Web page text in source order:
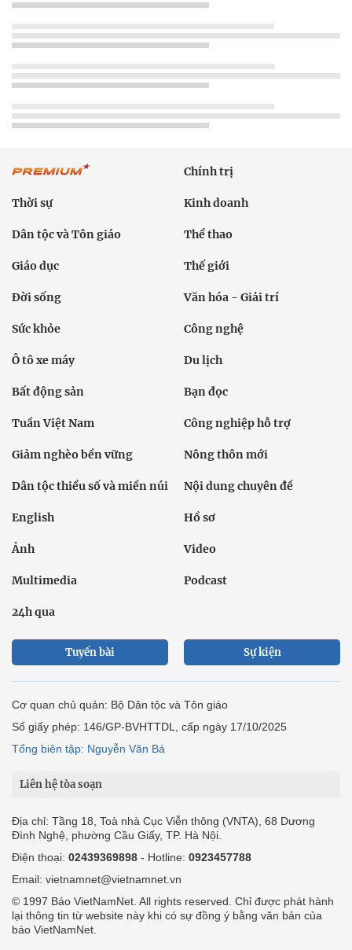
Chính trị
Thời sự Kinh doanh
Dân tộc và Tôn giáo Thể thao
Giáo dục Thế giới
Đời sống Văn hóa - Giải trí
Sức khỏe Công nghệ
Ô tô xe máy Du lịch
Bất động sản Bạn đọc
Tuần Việt Nam Công nghiệp hỗ trợ
Giảm nghèo bền vững Nông thôn mới
Dân tộc thiểu số và miền núi Nội dung chuyên đề
English Hồ sơ
Ảnh Video
Multimedia Podcast
24h qua
Tuyến bài Sự kiện
Cơ quan chủ quản: Bộ Dân tộc và Tôn giáo
Số giấy phép: 146/GP-BVHTTDL, cấp ngày 17/10/2025
Tổng biên tập: Nguyễn Văn Bá
Liên hệ tòa soạn
Địa chỉ: Tầng 18, Toà nhà Cục Viễn thông (VNTA), 68 Dương
Đình Nghệ, phường Cầu Giấy, TP. Hà Nội.
Điện thoại: 02439369898 - Hotline: 0923457788
Email: vietnamnet@vietnamnet.vn
© 1997 Báo VietNamNet. All rights reserved. Chỉ được phát hành
lại thông tin từ website này khi có sự đồng ý bằng văn bản của
báo VietNamNet.